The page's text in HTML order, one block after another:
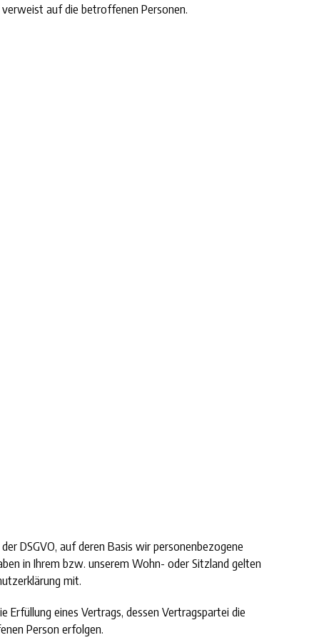
auf die betroffenen Personen.
DSGVO, auf deren Basis wir personenbezogene
in Ihrem bzw. unserem Wohn- oder Sitzland gelten
mit.
Erfüllung eines Vertrags, dessen Vertragspartei die
Person erfolgen.